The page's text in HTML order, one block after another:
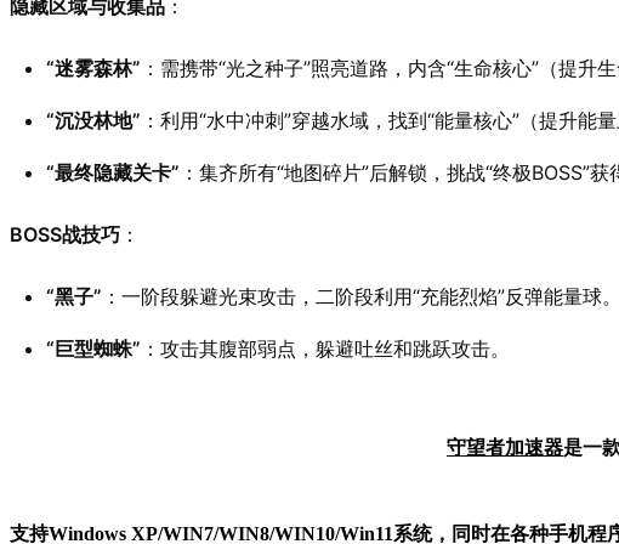
隐藏区域与收集品 ：
“迷雾森林” ：需携带“光之种子”照亮道路，内含“生命核心”（提升生
“沉没林地” ：利用“水中冲刺”穿越水域，找到“能量核心”（提升能量
“最终隐藏关卡” ：集齐所有“地图碎片”后解锁，挑战“终极BOSS”获
BOSS战技巧 ：
“黑子” ：一阶段躲避光束攻击，二阶段利用“充能烈焰”反弹能量球。
“巨型蜘蛛” ：攻击其腹部弱点，躲避吐丝和跳跃攻击。
守望者加速器是一
支持Windows XP/WIN7/WIN8/WIN10/Win11系统，同时在各种手机程